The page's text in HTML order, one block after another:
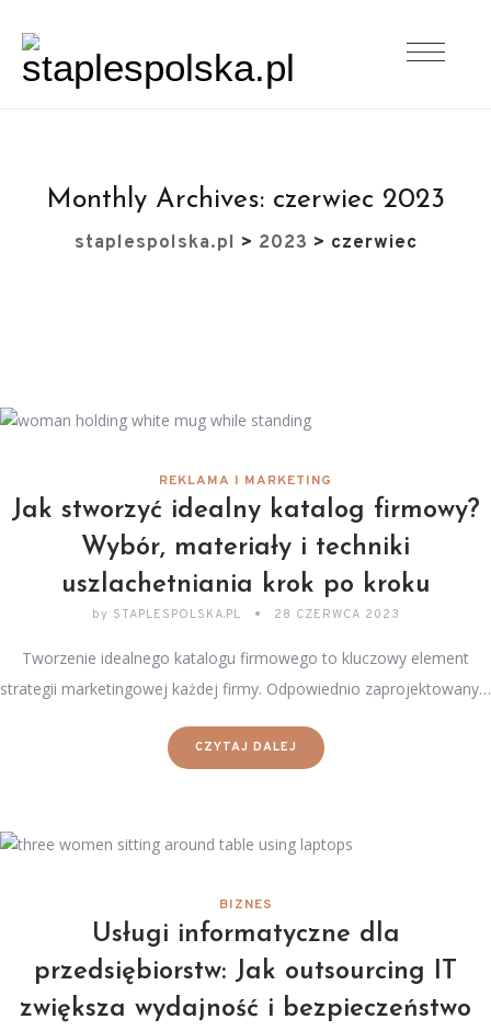
Monthly Archives: czerwiec 2023
staplespolska.pl > 2023 > czerwiec
REKLAMA I MARKETING
Jak stworzyć idealny katalog firmowy?
Wybór, materiały i techniki
uszlachetniania krok po kroku
by STAPLESPOLSKA.PL 28 CZERWCA 2023
Tworzenie idealnego katalogu firmowego to kluczowy element
strategii marketingowej każdej firmy. Odpowiednio zaprojektowany…
CZYTAJ DALEJ
BIZNES
Usługi informatyczne dla
przedsiębiorstw: Jak outsourcing IT
zwiększa wydajność i bezpieczeństwo